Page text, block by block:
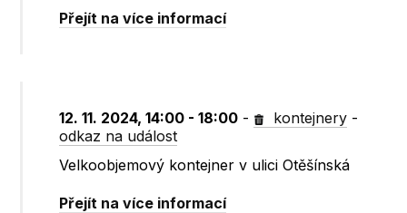
Přejít na více informací
12. 11. 2024, 14:00 - 18:00 - kontejnery -
odkaz na událost
Velkoobjemový kontejner v ulici Otěšínská
Přejít na více informací